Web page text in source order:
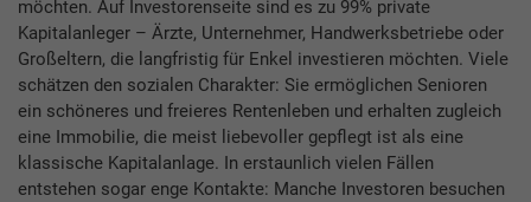
möchten. Auf Investorenseite sind es zu 99% private
Kapitalanleger – Ärzte, Unternehmer, Handwerksbetriebe oder
Großeltern, die langfristig für Enkel investieren möchten. Viele
schätzen den sozialen Charakter: Sie ermöglichen Senioren
ein schöneres und freieres Rentenleben und erhalten zugleich
eine Immobilie, die meist liebevoller gepflegt ist als eine
klassische Kapitalanlage. In erstaunlich vielen Fällen
entstehen sogar enge Kontakte: Manche Investoren besuchen